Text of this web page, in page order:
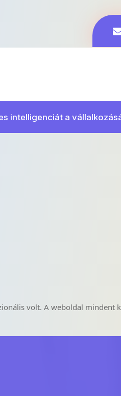
intelligenciát a
volt. A weboldal mindent